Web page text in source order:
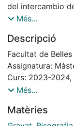
del intercambio
participante,
espacio de
recorridos,
imaginarios. Este
serie de reflexiones compartidas que crecen dentro de
cada sobre
creamos,
componen los
Més...
Descripció
Facultat de
Assignatura:
Curs: 2023-2024,
Sánchez, Txuma
Més...
Matèries